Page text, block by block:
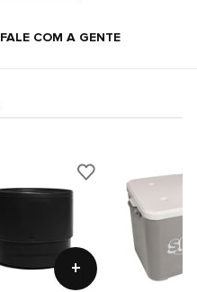
FALE COM A GENTE
+